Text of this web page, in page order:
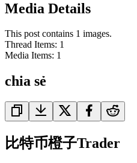
Media Details
This post contains 1 images.
Thread Items: 1
Media Items: 1
chia sẻ
比特币橙子Trader